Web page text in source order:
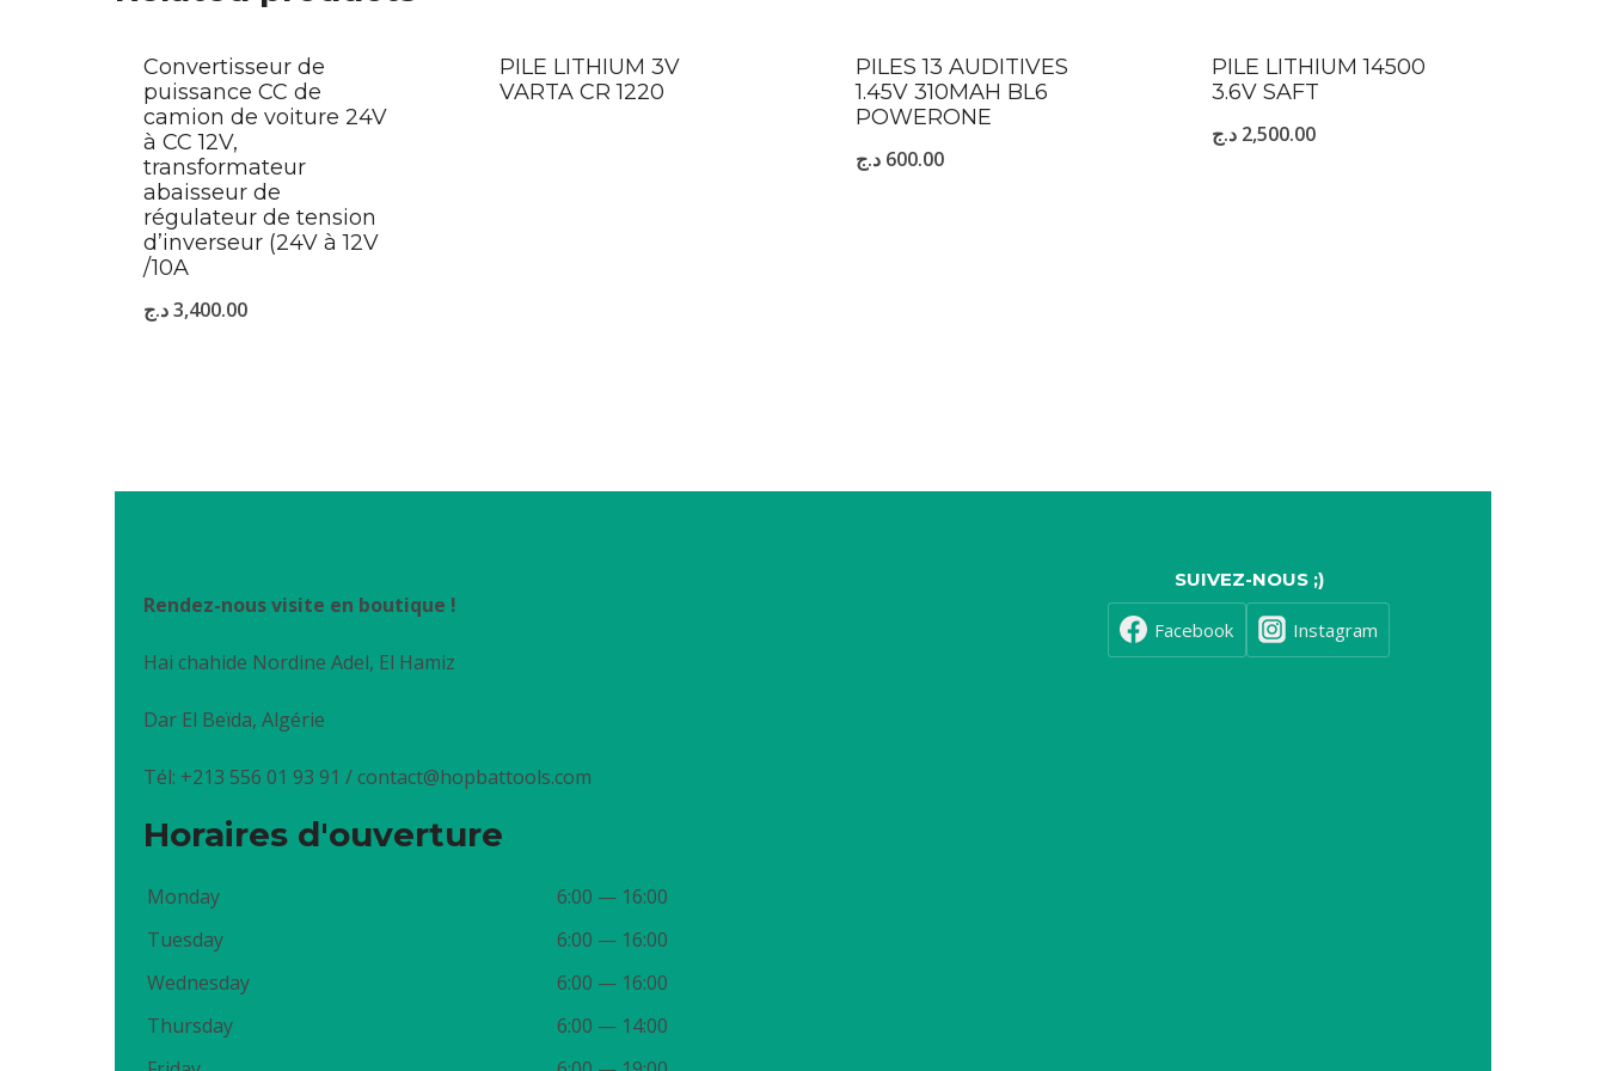
Convertisseur de
puissance CC de
camion de voiture 24V
à CC 12V,
transformateur
abaisseur de
régulateur de tension
d’inverseur (24V à 12V
/10A
3,400.00د.ج
PILE LITHIUM 3V
VARTA CR 1220
PILES 13 AUDITIVES
1.45V 310MAH BL6
POWERONE
600.00 د.ج
PILE LITHIUM 14500
3.6V SAFT
2,500.00 د.ج
Rendez-nous visite en boutique !
Hai chahide Nordine Adel, El Hamiz
Dar El Beïda, Algérie
Tél: +213 556 01 93 91 / contact@hopbattools.com
Horaires d'ouverture
Monday
6:00 — 16:00
Tuesday
6:00 — 16:00
Wednesday
6:00 — 16:00
Thursday
6:00 — 14:00
SUIVEZ-NOUS ;)
Facebook Instagram